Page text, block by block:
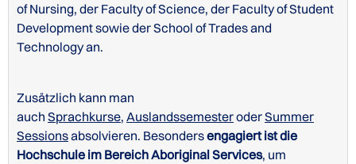
of Nursing, der Faculty of Science, der Faculty of Student
Development sowie der School of Trades and
Technology an.
Zusätzlich kann man
auch Sprachkurse, AuslandssemesteroderSummer
Sessionsabsolvieren. Besondersengagiert ist die
Hochschule im Bereich Aboriginal Services, um